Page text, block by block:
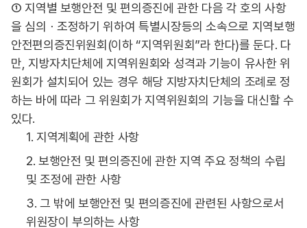
① 지역별 보행안전 및 편의증진에 관한 다음 각 호의 사항
을 심의ㆍ조정하기 위하여 특별시장등의 소속으로 지역보행
안전편의증진위원회(이하 “지역위원회”라 한다)를 둔다. 다
만, 지방자치단체에 지역위원회와 성격과 기능이 유사한 위
원회가 설치되어 있는 경우 해당 지방자치단체의 조례로 정
하는 바에 따라 그 위원회가 지역위원회의 기능을 대신할 수
있다.
1. 지역계획에 관한 사항
2. 보행안전 및 편의증진에 관한 지역 주요 정책의 수립
및 조정에 관한 사항
3. 그 밖에 보행안전 및 편의증진에 관련된 사항으로서
위원장이 부의하는 사항